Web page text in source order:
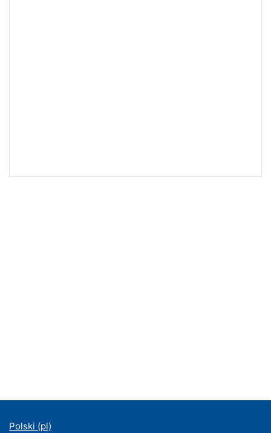
Polski ‎(pl)‎